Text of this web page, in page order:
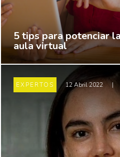
5 tips para potenciar
aula virtual
EXPERTOS 12 Abril 2022 |